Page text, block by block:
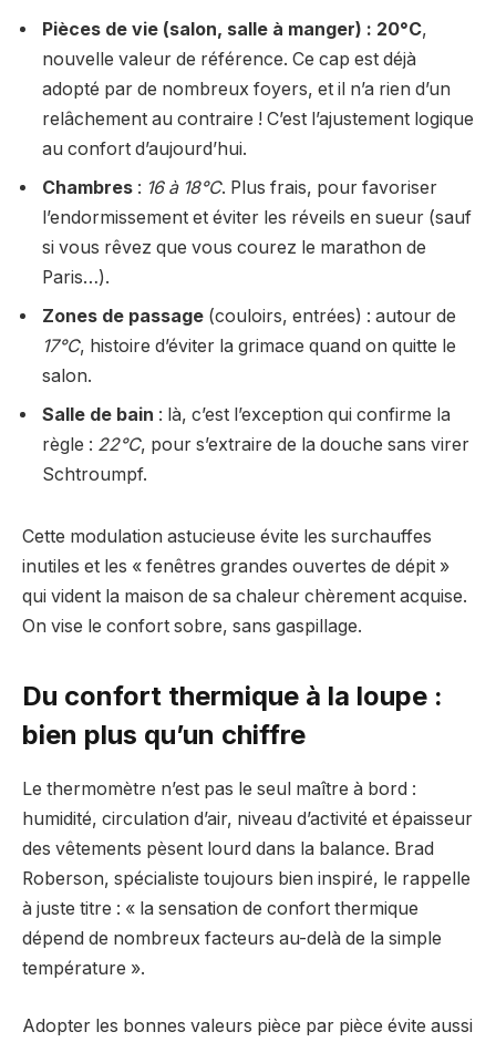
Pièces de vie (salon, salle à manger) : 20°C,
nouvelle valeur de référence. Ce cap est déjà
adopté par de nombreux foyers, et il n’a rien d’un
relâchement au contraire ! C’est l’ajustement logique
au confort d’aujourd’hui.
Chambres : 16 à 18°C. Plus frais, pour favoriser
l’endormissement et éviter les réveils en sueur (sauf
si vous rêvez que vous courez le marathon de
Paris…).
Zones de passage (couloirs, entrées) : autour de
17°C, histoire d’éviter la grimace quand on quitte le
salon.
Salle de bain : là, c’est l’exception qui confirme la
règle : 22°C, pour s’extraire de la douche sans virer
Schtroumpf.
Cette modulation astucieuse évite les surchauffes
inutiles et les « fenêtres grandes ouvertes de dépit »
qui vident la maison de sa chaleur chèrement acquise.
On vise le confort sobre, sans gaspillage.
Du confort thermique à la loupe :
bien plus qu’un chiffre
Le thermomètre n’est pas le seul maître à bord :
humidité, circulation d’air, niveau d’activité et épaisseur
des vêtements pèsent lourd dans la balance. Brad
Roberson, spécialiste toujours bien inspiré, le rappelle
à juste titre : « la sensation de confort thermique
dépend de nombreux facteurs au-delà de la simple
température ».
Adopter les bonnes valeurs pièce par pièce évite aussi